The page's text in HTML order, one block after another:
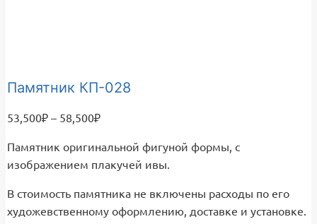
Памятник КП-028
53,500₽ – 58,500₽Диапазон
53,500₽
–
Памятник оригинальной фигуной формы, с
изображением плакучей ивы.
В стоимость памятника не включены расходы по его
художевственному оформлению, доставке и установке.